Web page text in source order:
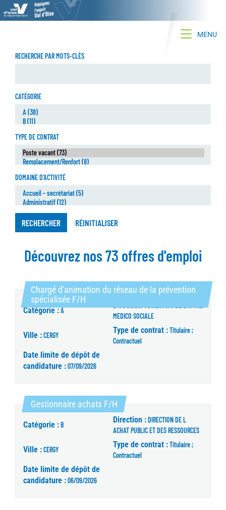
Toggle
MENU
RECHERCHE PAR MOTS-CLÈS
CATÉGORIE
TYPE DE CONTRAT
DOMAINE D'ACTIVITÉ
RECHERCHER RÉINITIALISER
Découvrez nos 73 offres d'emploi
Chargé d'animation du réseau de la prévention
spécialisée F/H
Catégorie :A
Direction :
MEDICO SOCIALE
Ville :CERGY
Type de contrat :Titulaire ;
Contractuel
Date limite de dépôt de
candidature :07/09/2026
Gestionnaire achats F/H (Nouvelle fenêtre)
Catégorie :B
Direction :DIRECTION DE L
ACHAT PUBLIC ET DES RESSOURCES
Ville :CERGY
Type de contrat :Titulaire ;
Contractuel
Date limite de dépôt de
candidature :06/09/2026